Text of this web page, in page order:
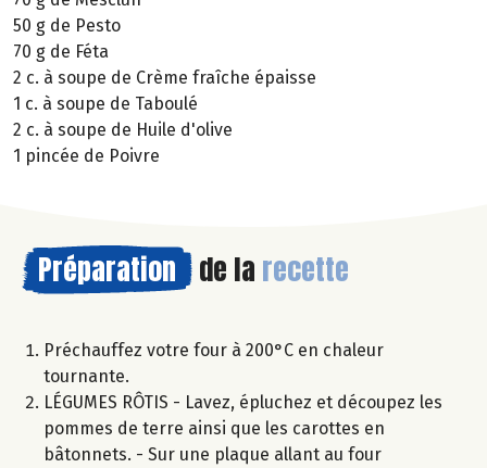
50 g de Pesto
70 g de Féta
2 c. à soupe de Crème fraîche épaisse
1 c. à soupe de Taboulé
2 c. à soupe de Huile d'olive
1 pincée de Poivre
Préparation de la recette
Préchauffez votre four à 200°C en chaleur
tournante.
LÉGUMES RÔTIS - Lavez, épluchez et découpez les
pommes de terre ainsi que les carottes en
bâtonnets. - Sur une plaque allant au four